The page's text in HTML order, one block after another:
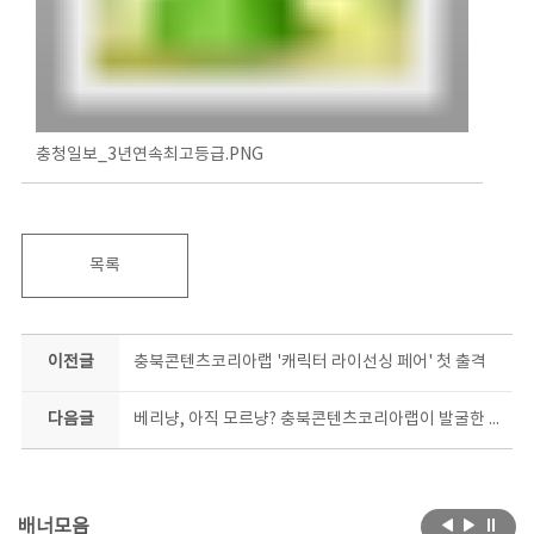
충청일보_3년연속최고등급.PNG
목록
이전글 충북콘텐츠코리아랩 '캐릭터 라이선싱 페어' 첫 출격
다음글 베리냥, 아직 모르냥? 충북콘텐츠코리아랩이 발굴한 캐릭터, 승승장구!
배너모음